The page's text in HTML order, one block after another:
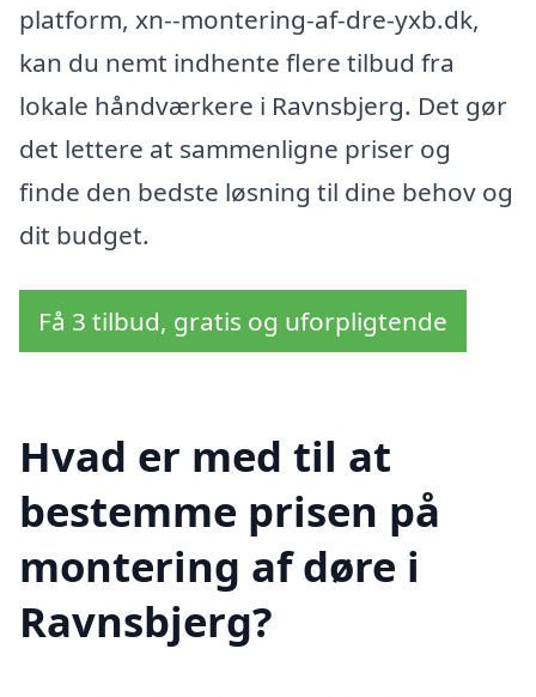
platform, xn--montering-af-dre-yxb.dk,
kan du nemt indhente flere tilbud fra
lokale håndværkere i Ravnsbjerg. Det gør
det lettere at sammenligne priser og
finde den bedste løsning til dine behov og
dit budget.
Få 3 tilbud, gratis og uforpligtende
Hvad er med til at
bestemme prisen på
montering af døre i
Ravnsbjerg?